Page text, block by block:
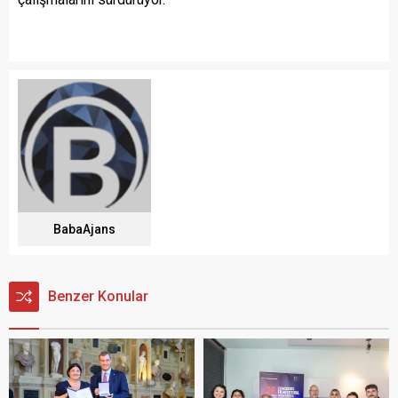
BabaAjans
Benzer Konular